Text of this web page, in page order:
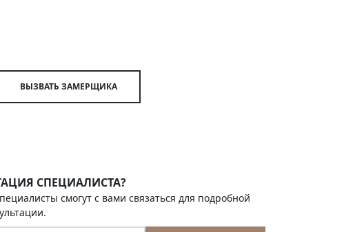
ВЫЗВАТЬ ЗАМЕРЩИКА
СПЕЦИАЛИСТА?
смогут с вами связаться для подробной